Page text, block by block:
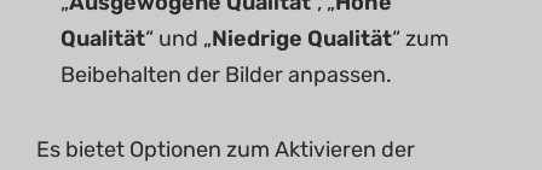
Qualität“ und „Niedrige Qualität“ zum
Beibehalten der Bilder anpassen.
Es bietet Optionen zum Aktivieren der